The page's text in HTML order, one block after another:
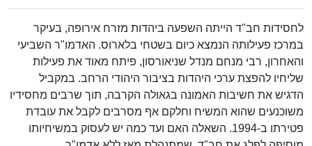
לחסידות חב"ד הייתה השפעה ביהדות מזרח אירופה, בעיקר
במרכז פעילותה הנמצא כיום בשטחי בלארוס. האדמו"ר השביעי
והאחרון, רבי מנחם מנדל שניאורסון, פיתח מאוד את פעילות
שליחיו להפצת ערכי היהדות בציבור היהודי הרחב. במקביל
הדגיש את חשיבות האמונה בגאולה הקרבה, תוך שרבים מחסידיו
משוכנעים שהוא המשיח וחלקם אף מסרבים לקבל את עובדת
פטירתו ב-1994. השאלה האם ועד כמה יש לעסוק במשיחיותו